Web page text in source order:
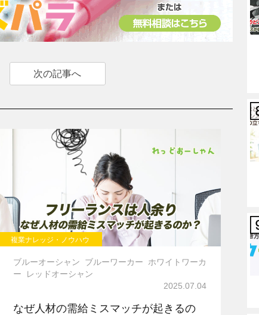
次の記事へ
複業ナレッジ・ノウハウ
ブルーオーシャン ブルーワーカー
ホワイトワーカ
ー
レッドオーシャン
2025.07.04
なぜ人材の需給ミスマッチが起きるの